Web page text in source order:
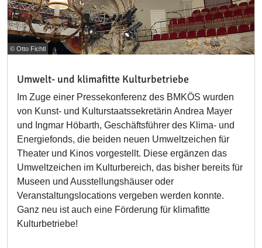
© Otto Fichtl
Umwelt- und klimafitte Kulturbetriebe
Im Zuge einer Pressekonferenz des BMKÖS wurden
von Kunst- und Kulturstaatssekretärin Andrea Mayer
und Ingmar Höbarth, Geschäftsführer des Klima- und
Energiefonds, die beiden neuen Umweltzeichen für
Theater und Kinos vorgestellt. Diese ergänzen das
Umweltzeichen im Kulturbereich, das bisher bereits für
Museen und Ausstellungshäuser oder
Veranstaltungslocations vergeben werden konnte.
Ganz neu ist auch eine Förderung für klimafitte
Kulturbetriebe!